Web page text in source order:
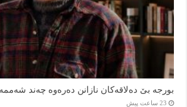
بورجە بێ دەلاقەکان نازانن دەرەوە چەند
23 ساعت پیش